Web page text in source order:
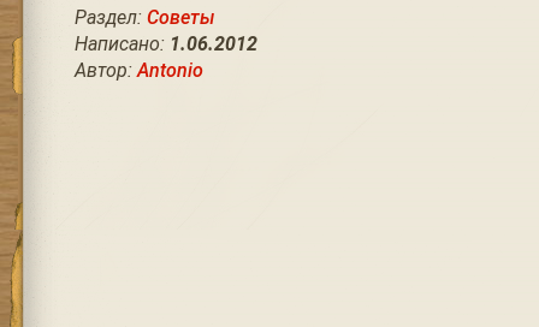
Раздел: Советы
Написано: 1.06.2012
Автор:Antonio